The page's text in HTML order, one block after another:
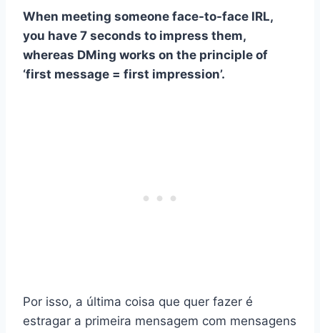
When meeting someone face-to-face IRL,
you have 7 seconds to impress them,
whereas DMing works on the principle of
‘first message = first impression’.
Por isso, a última coisa que quer fazer é
estragar a primeira mensagem com mensagens